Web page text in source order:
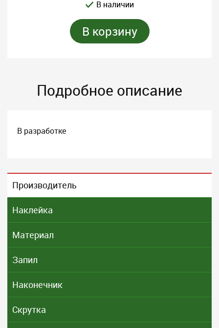
В наличии
В корзину
Подробное описание
В разработке
Производитель
Наклейка
Материал
Запил
Наконечник
Скрутка